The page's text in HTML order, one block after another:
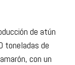
de atún
toneladas de
con un